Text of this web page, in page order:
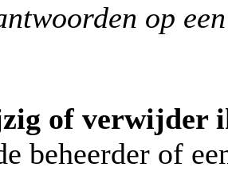
op
of verwijder
beheerder of